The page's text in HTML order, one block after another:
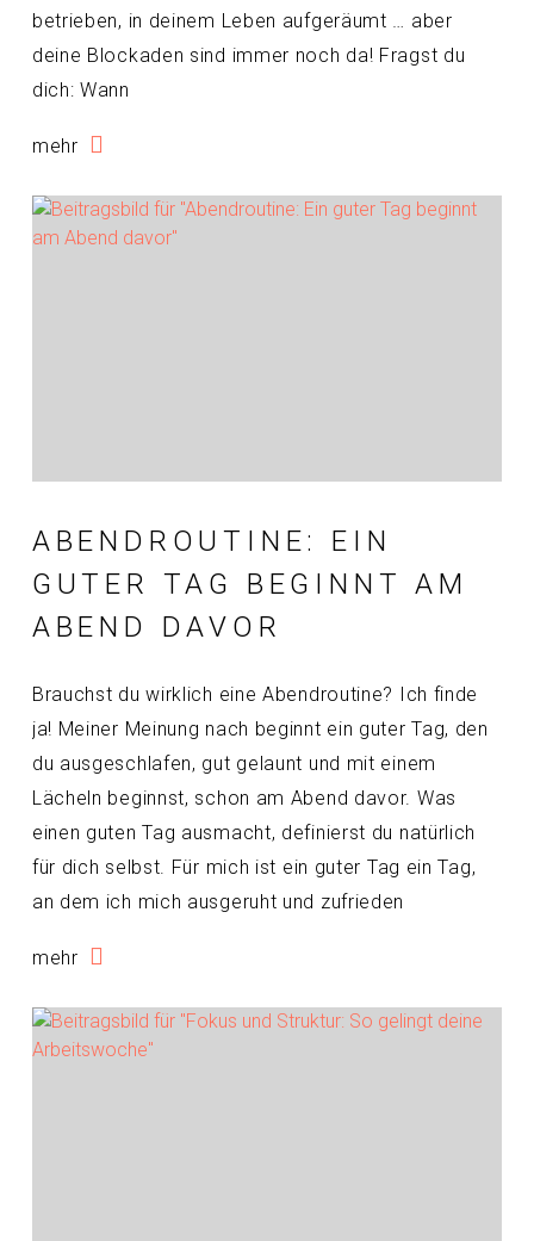
betrieben, in deinem Leben aufgeräumt … aber
deine Blockaden sind immer noch da! Fragst du
dich: Wann
mehr
ABENDROUTINE: EIN
GUTER TAG BEGINNT AM
ABEND DAVOR
Brauchst du wirklich eine Abendroutine? Ich finde
ja! Meiner Meinung nach beginnt ein guter Tag, den
du ausgeschlafen, gut gelaunt und mit einem
Lächeln beginnst, schon am Abend davor. Was
einen guten Tag ausmacht, definierst du natürlich
für dich selbst. Für mich ist ein guter Tag ein Tag,
an dem ich mich ausgeruht und zufrieden
mehr